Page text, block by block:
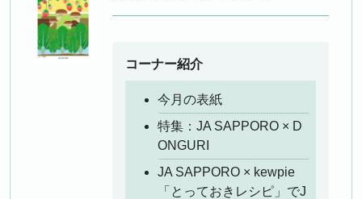
コーナー紹介
今月の表紙
特集：JA SAPPORO × D
ONGURI
JA SAPPORO × kewpie
「とっておきレシピ」でJ